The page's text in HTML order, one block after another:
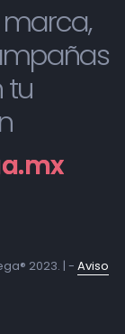
tu
2023. | - Aviso